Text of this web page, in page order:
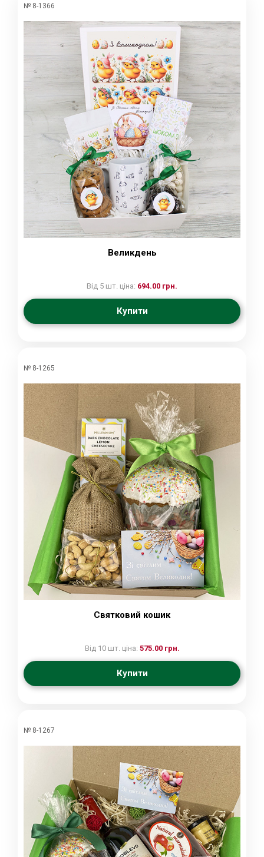
№ 8-1366
Великдень
Від 5 шт. ціна: 694.00 грн.
Купити
№ 8-1265
Святковий кошик
Від 10 шт. ціна: 575.00 грн.
Купити
№ 8-1267